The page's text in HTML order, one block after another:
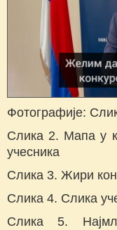
Фотографије:
Слика 2. Мапа у
учесника
Слика 3. Жири
Слика 4. Слика
Слика 5.